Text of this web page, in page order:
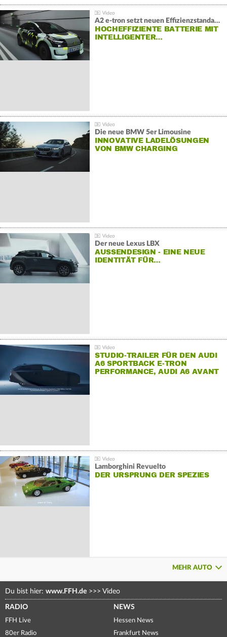
A2 e-tron setzt neuen Effizienzstandard bei Audi
HOCHEFFIZIENTE BATTERIE MIT
INTELLIGENTER…
Die neue BMW 5er Limousine
INNOVATIVE LADELÖSUNGEN
VON BMW CHARGING
Der neue Lexus LBX
AUSSENDESIGN - EINE NEUE I
DENTITÄT FÜR…
STUDIO-TRAILER FÜR DEN AUDI
A6 SPORTBACK E-TRON
PERFORMANCE, AUDI A6 AVANT
Lamborghini Revuelto
DER URSPRUNG DER SPEZIES
MEHR AUTO
Du bist hier: www.FFH.de >>> Video
RADIO
FFH Live
80er Radio
NEWS
Hessen News
Frankfurt News